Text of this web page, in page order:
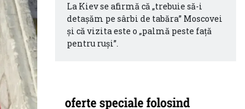
La Kiev se afirmă că „trebuie să-i
detașăm pe sârbi de tabăra” Moscovei
și că vizita este o „palmă peste față
pentru ruși”.